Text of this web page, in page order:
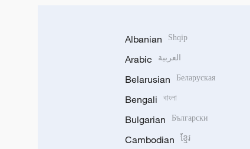
Albanian Shqip
Arabic العربية
Belarusian Беларуская
Bengali বাংলা
Bulgarian Български
Cambodian ខ្មែរ